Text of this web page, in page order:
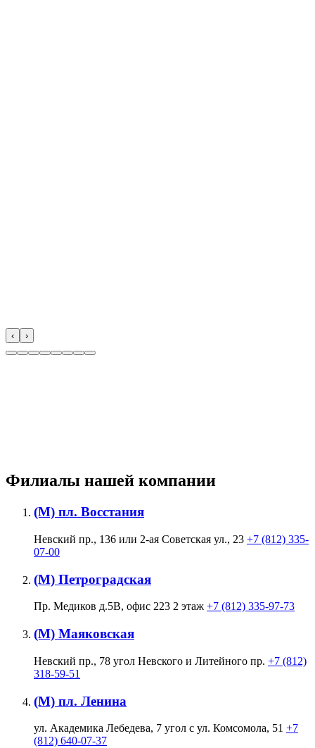
‹ ›
Филиалы нашей компании
(М) пл. Восстания
Невский пр., 136 или 2-ая Советская ул., 23 +7 (812) 335-
07-00
(М) Петроградская
Пр. Медиков д.5В, офис 223 2 этаж +7 (812) 335-97-73
(М) Маяковская
Невский пр., 78 угол Невского и Литейного пр. +7 (812)
318-59-51
(М) пл. Ленина
ул. Академика Лебедева, 7 угол с ул. Комсомола, 51 +7
(812) 640-07-37